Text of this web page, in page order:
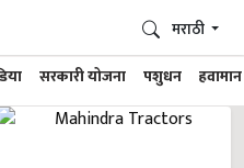
सरकारी योजना पशुधन हवामान
मराठी